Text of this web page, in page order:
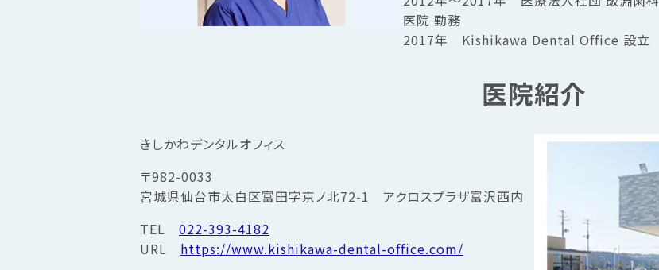
医院 勤務
2017年 Kishikawa Dental Office 設立
医院紹介
きしかわデンタルオフィス
〒982-0033
宮城県仙台市太白区富田字京ノ北72-1 アクロスプラザ富沢西内
TEL 022-393-4182
URL https://www.kishikawa-dental-office.com/